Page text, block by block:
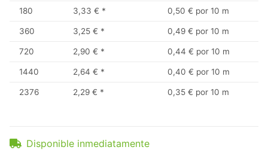
180 3,33 € * 0,50 € por 10 m
360 3,25 € * 0,49 € por 10 m
720 2,90 € * 0,44 € por 10 m
1440 2,64 € * 0,40 € por 10 m
2376 2,29 € * 0,35 € por 10 m
Disponible inmediatamente